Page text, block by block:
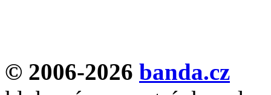
© 2006-2026 banda.cz